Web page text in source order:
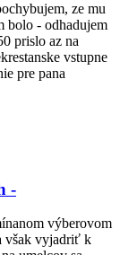
ze mu
bolo - odhadujem
prislo az na
vstupne
pre pana
-
výberovom
však vyjadriť k